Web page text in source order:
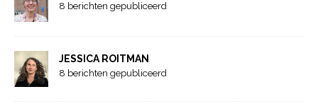
8 berichten gepubliceerd
JESSICA ROITMAN
8 berichten gepubliceerd